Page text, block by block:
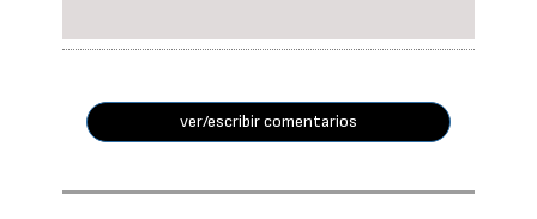
ver/escribir comentarios